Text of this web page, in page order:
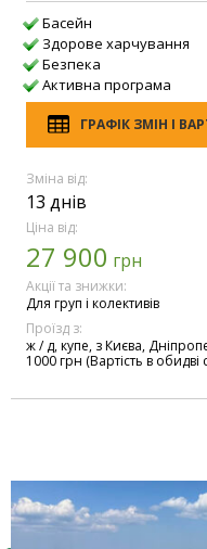
Басейн
Здорове харчування
Безпека
Активна програма
ГРАФІК ЗМІН І
Зміна від:
13 днів
Ціна від:
27 900 грн
Акції та знижки:
Для груп і колективів
Проїзд з:
ж / д, купе, з Києва,
1000 грн (Вартість в обидві